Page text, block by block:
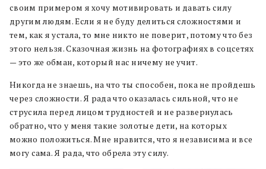
своим примером я хочу мотивировать и давать силу
другим людям. Если я не буду делиться сложностями и
тем, как я устала, то мне никто не поверит, потому что без
этого нельзя. Сказочная жизнь на фотографиях в соцсетях
— это же обман, который нас ничему не учит.
Никогда не знаешь, на что ты способен, пока не пройдешь
через сложности. Я рада что оказалась сильной, что не
струсила перед лицом трудностей и не развернулась
обратно, что у меня такие золотые дети, на которых
можно положиться. Мне нравится, что я независима и все
могу сама. Я рада, что обрела эту силу.